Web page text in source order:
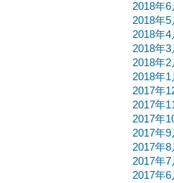
2018年6
2018年5
2018年4
2018年3
2018年2
2018年1
2017年
2017年
2017年
2017年9
2017年8
2017年7
2017年6